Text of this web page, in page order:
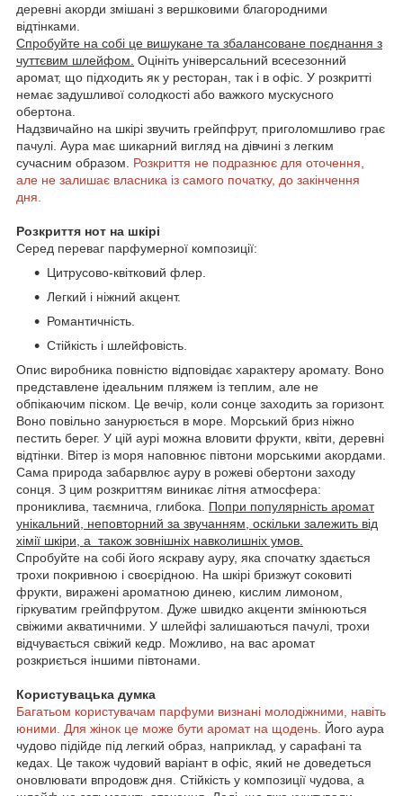
деревні акорди змішані з вершковими благородними
відтінками.
Спробуйте на собі це вишукане та збалансоване поєднання з
чуттєвим шлейфом. Оцініть універсальний всесезонний
аромат, що підходить як у ресторан, так і в офіс. У розкритті
немає задушливої солодкості або важкого мускусного
обертона.
Надзвичайно на шкірі звучить грейпфрут, приголомшливо грає
пачулі. Аура має шикарний вигляд на дівчині з легким
сучасним образом. Розкриття не подразнює для оточення,
але не залишає власника із самого початку, до закінчення
дня.
Розкриття нот на шкірі
Серед переваг парфумерної композиції:
Цитрусово-квітковий флер.
Легкий і ніжний акцент.
Романтичність.
Стійкість і шлейфовість.
Опис виробника повністю відповідає характеру аромату. Воно
представлене ідеальним пляжем із теплим, але не
обпікаючим піском. Це вечір, коли сонце заходить за горизонт.
Воно повільно занурюється в море. Морський бриз ніжно
пестить берег. У цій аурі можна вловити фрукти, квіти, деревні
відтінки. Вітер із моря наповнює півтони морськими акордами.
Сама природа забарвлює ауру в рожеві обертони заходу
сонця. З цим розкриттям виникає літня атмосфера:
прониклива, таємнича, глибока. Попри популярність аромат
унікальний, неповторний за звучанням, оскільки залежить від
хімії шкіри, а також зовнішніх навколишніх умов.
Спробуйте на собі його яскраву ауру, яка спочатку здається
трохи покривною і своєрідною. На шкірі бризжут соковиті
фрукти, виражені ароматною динею, кислим лимоном,
гіркуватим грейпфрутом. Дуже швидко акценти змінюються
свіжими акватичними. У шлейфі залишаються пачулі, трохи
відчувається свіжий кедр. Можливо, на вас аромат
розкриється іншими півтонами.
Користувацька думка
Багатьом користувачам парфуми визнані молодіжними, навіть
юними. Для жінок це може бути аромат на щодень. Його аура
чудово підійде під легкий образ, наприклад, у сарафані та
кедах. Це також чудовий варіант в офіс, який не доведеться
оновлювати впродовж дня. Стійкість у композиції чудова, а